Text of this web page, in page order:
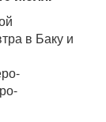
в Баку и